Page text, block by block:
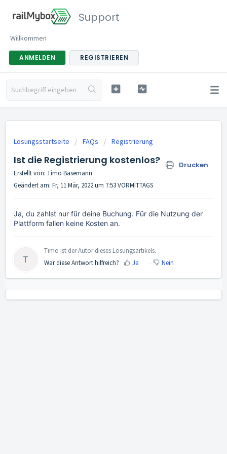
Support
Willkommen
ANMELDEN REGISTRIEREN
Lösungsstartseite FAQs Registrierung
Ist die Registrierung kostenlos? Drucken
Erstellt von: Timo Basemann
Geändert am: Fr, 11 Mär, 2022 um 7:53 VORMITTAGS
Ja, du zahlst nur für deine Buchung. Für die Nutzung der
Plattform fallen keine Kosten an.
T
Timo ist der Autor dieses Lösungsartikels.
War diese Antwort hilfreich?
Ja Nein